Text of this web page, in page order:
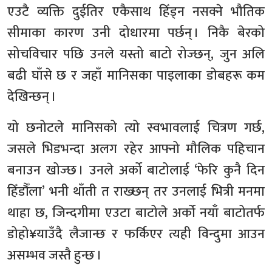
एउटै व्यक्ति दुईतिर एकैसाथ हिँड्न नसक्ने भौतिक
सीमाका कारण उनी दोधारमा पर्छन् । निकै बेरको
सोचविचार पछि उनले यस्तो बाटो रोज्छन्, जुन अलि
बढी घाँसे छ र जहाँ मानिसका पाइलाका डोबहरू कम
देखिन्छन् ।
यो छनोटले मानिसको त्यो स्वभावलाई चित्रण गर्छ,
जसले भिडभन्दा अलग रहेर आफ्नो मौलिक पहिचान
बनाउन खोज्छ । उनले अर्को बाटोलाई ‘फेरि कुनै दिन
हिँडौँला’ भनी थाँती त राख्छन् तर उनलाई भित्री मनमा
थाहा छ, जिन्दगीमा एउटा बाटोले अर्को नयाँ बाटोतर्फ
डोहो¥याउँदै लैजान्छ र फर्किएर त्यही विन्दुमा आउन
असम्भव जस्तै हुन्छ ।